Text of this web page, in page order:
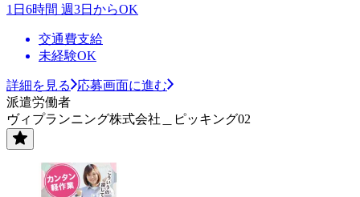
1日6時間 週3日からOK
交通費支給
未経験OK
詳細を見る
応募画面に進む
派遣労働者
ヴィプランニング株式会社＿ピッキング02